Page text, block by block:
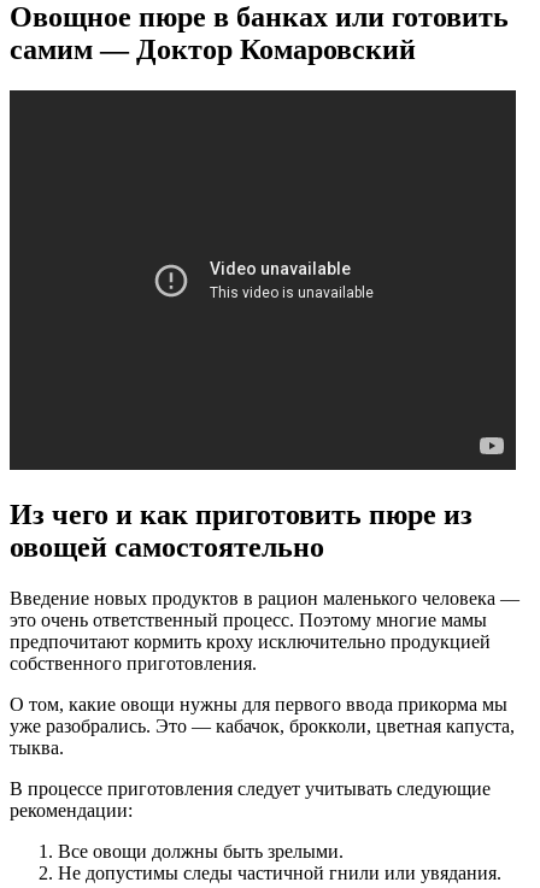
Овощное пюре в банках или готовить
самим — Доктор Комаровский
Из чего и как приготовить пюре из
овощей самостоятельно
Введение новых продуктов в рацион маленького человека —
это очень ответственный процесс. Поэтому многие мамы
предпочитают кормить кроху исключительно продукцией
собственного приготовления.
О том, какие овощи нужны для первого ввода прикорма мы
уже разобрались. Это — кабачок, брокколи, цветная капуста,
тыква.
В процессе приготовления следует учитывать следующие
рекомендации:
Все овощи должны быть зрелыми.
Не допустимы следы частичной гнили или увядания.